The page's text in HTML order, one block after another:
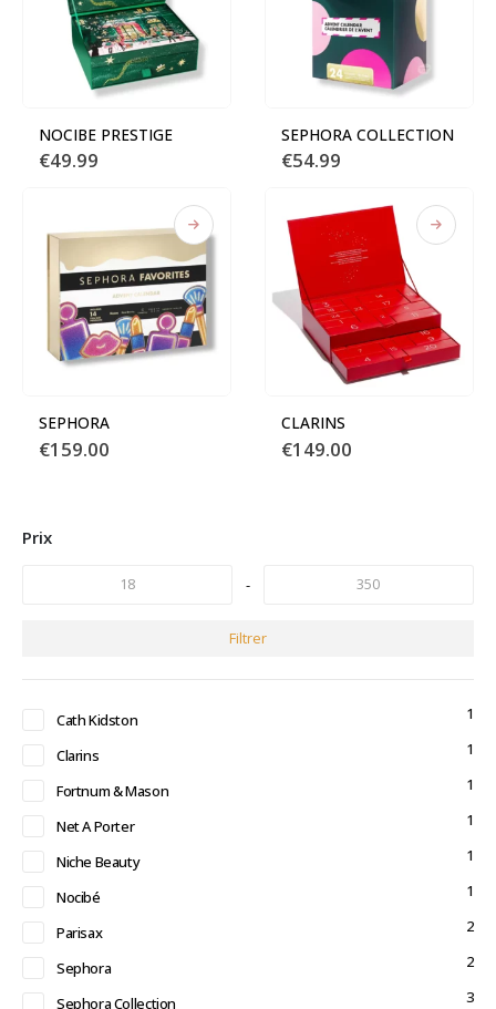
NOCIBE PRESTIGE
€49.99
SEPHORA COLLECTION
€54.99
SEPHORA
€159.00
CLARINS
€149.00
Prix
-
Filtrer
Cath Kidston 1
Clarins 1
Fortnum & Mason 1
Net A Porter 1
Niche Beauty 1
Nocibé 1
Parisax 2
Sephora 2
Sephora Collection 3